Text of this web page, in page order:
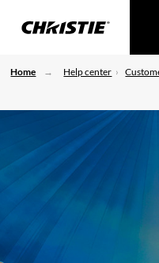
Home Help center